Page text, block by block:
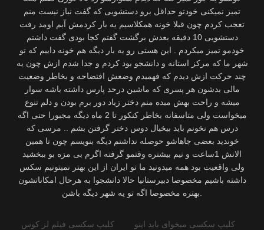
تمیز نمیکنی خودتو حداقل برو دستشویی که گفت نیاز نیست منم
تعجب کردم چون قبلا خونه همکلاسیم یه بار کردمش آبم اومد رفت
دستشویی 10 دقیقه بعدش برگشت گفتم کجا بودی گفت داشتم
خودمو تمیز میکردم . این هستی رو یه بار دیگه هم خونه داییم که تو
شهر ما که مرکز استانه و دانشجو بود کردم و جدا شدم ازش چون یه
چند حرکت ازش دیدم که فهمیدم وضعش افتضاحه و بخاطر وضعیت
مالی بدشون هر پسری که ماشین درحد پارس داشته باشه سوار
میشه و راحت بهش میده منم دختر زیاد دور برم بودن و دلم تنوع
میخواست ولی متاسفانه بخاطر کنکور تا 2 ماه دیگه مجبورا حتی اگه
درس هم نخونم باید بیخیال دوس دختر گرفتن بشم .. مرسی که
خوندید بعضی جاهاشو حوصله نداشتم دیگه بنویسم چون تا همین
الانش 1ساعت و نیم بیشتره وقتمو گرفته اگرم بی مزه بو ببخشید
ولی واقعیت بود همه میدونید ما تو ایران از این بهتر نمیتونیم سکس
داشته باشیم مخصوصا دبیرستانیا حالا دانشجوا به هرحال امکاناتشون
بهتره مخصوصا اگه تو یه شهر دیگه باشن.
کلیپ سکسی فیلم لز کوس
کلیپ سکسی میخوای باید اینو